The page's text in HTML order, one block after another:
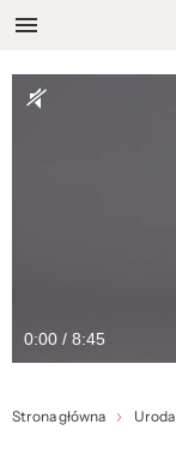
0:00 / 8:45
Strona główna Uroda